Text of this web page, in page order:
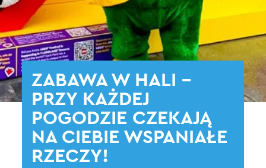
ZABAWA W HALI -
PRZY KAŻDEJ
POGODZIE CZEKAJĄ
NA CIEBIE WSPANIAŁE
RZECZY!